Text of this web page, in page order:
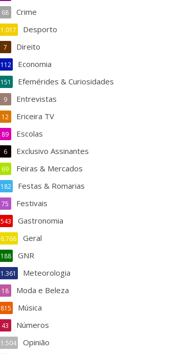
Crime
68
Desporto
1.017
Direito
7
Economia
112
Efemérides & Curiosidades
151
Entrevistas
9
Ericeira TV
12
Escolas
89
Exclusivo Assinantes
6
Feiras & Mercados
69
Festas & Romarias
182
Festivais
75
Gastronomia
543
Geral
6.766
GNR
188
Meteorologia
1.361
Moda e Beleza
18
Música
815
Números
43
Opinião
1.504